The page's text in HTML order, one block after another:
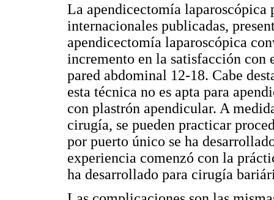
La apendicectomía laparoscópica
internacionales publicadas,
apendicectomía laparoscópica
incremento en la satisfacción con
pared abdominal 12-18. Cabe
esta técnica no es apta para
con plastrón apendicular. A
cirugía, se pueden practicar
por puerto único se ha
experiencia comenzó con la
ha desarrollado para cirugía